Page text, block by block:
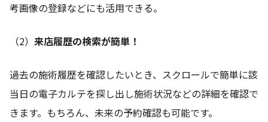
考画像の登録などにも活用できる。
（2） 来店履歴の検索が簡単！
過去の施術履歴を確認したいとき、スクロールで簡単に該
当日の電子カルテを探し出し施術状況などの詳細を確認で
きます。もちろん、未来の予約確認も可能です。